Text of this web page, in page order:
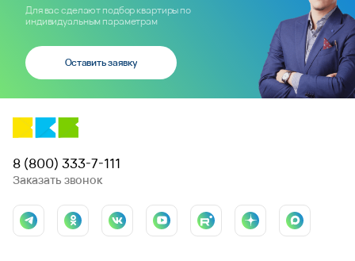
Для вас сделают подбор квартиры по
индивидуальным параметрам
Оставить заявку
8 (800) 333-7-111
Заказать звонок